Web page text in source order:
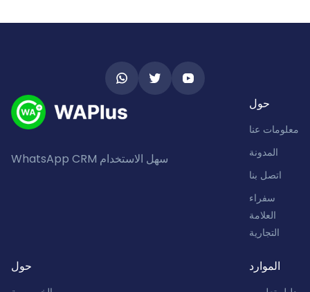
WhatsApp CRM سهل الاستخدام
حول
معلومات عنا
المدونة
اتصل بنا
سفراء
العلامة
التجارية
حول الموارد